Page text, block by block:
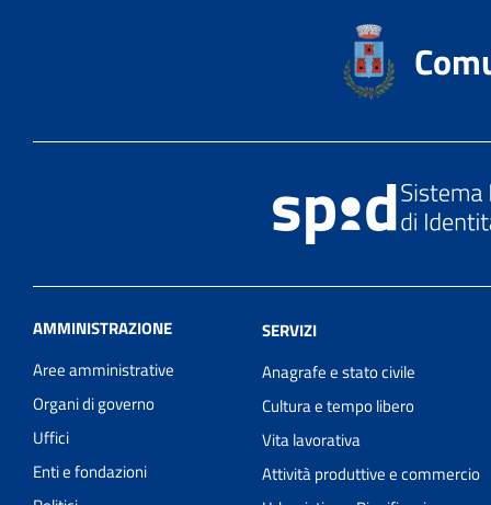
AMMINISTRAZIONE
Aree amministrative
Organi di governo
Uffici
Enti e fondazioni
SERVIZI
Anagrafe e stato civile
Cultura e tempo libero
Vita lavorativa
Attività produttive e commercio